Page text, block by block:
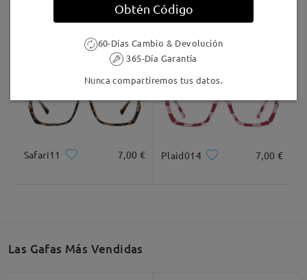
Leer todos los
comentarios
Deje su comentario
AC49995 24,95 € F907 17,00 €
Safari11 7,00 € Plaid014 7,00 €
Las Gafas Más Vendidas
Obtén Código
60-Días Cambio & Devolución
365-Día Garantía
Nunca compartiremos tus datos.